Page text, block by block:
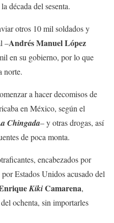
década del sesenta.
otros 10 mil soldados y
–Andrés Manuel López
en su gobierno, por lo que
norte.
a hacer decomisos de
en México, según el
Chingada– y otras drogas, así
de poca monta.
encabezados por
por Estados Unidos acusado del
KikiCamarena,
ochenta, sin importarles